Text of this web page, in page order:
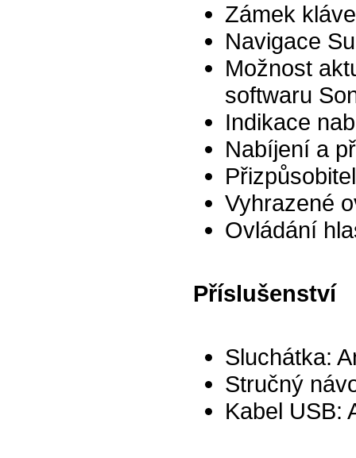
Zámek
Navigace
Možnost
softwaru
Indikace
Nabíjení a
Vyhrazené
Ovládání
Příslušenství
Sluchátka:
Stručný
Kabel USB: